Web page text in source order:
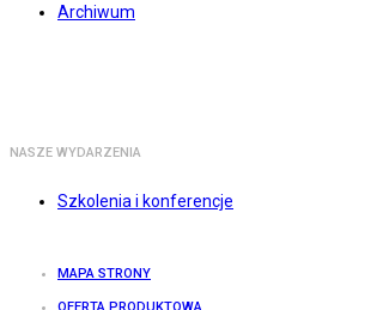
Archiwum
NASZE WYDARZENIA
Szkolenia i konferencje
MAPA STRONY